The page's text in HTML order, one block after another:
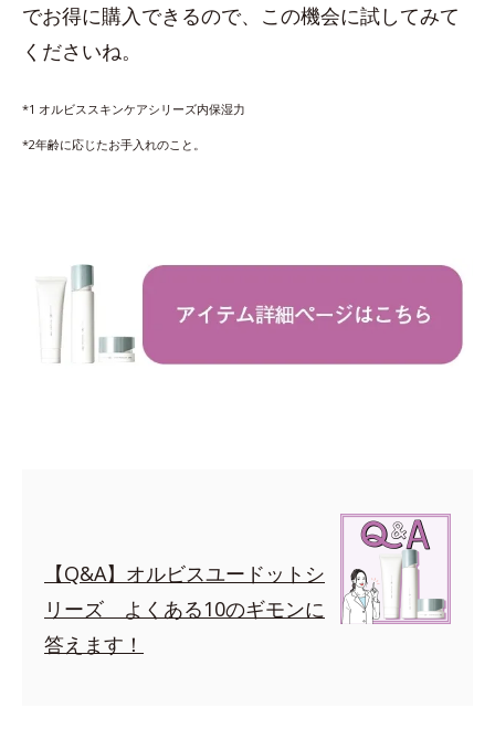
でお得に購入できるので、この機会に試してみて
くださいね。
*1 オルビススキンケアシリーズ内保湿力
*2年齢に応じたお手入れのこと。
【Q&A】オルビスユードットシ
リーズ よくある10のギモンに
答えます！